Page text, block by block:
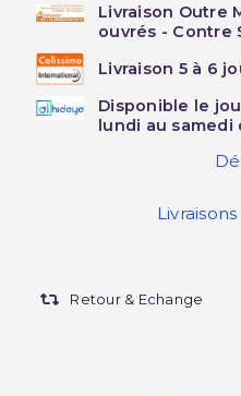
Livraison Outre
ouvrés - Contre
Livraison 5 à 6
Disponible le
lundi au samedi
Retour & Echange